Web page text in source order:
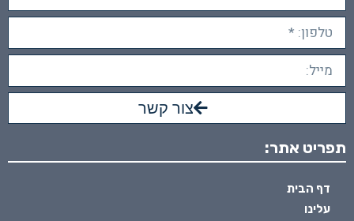
צור קשר
תפריט אתר:
דף הבית
עלינו